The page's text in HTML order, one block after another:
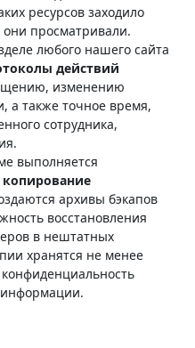
ресурсов заходило
они просматривали.
любого нашего сайта
действий
изменению
а также точное время,
сотрудника,
выполняется
архивы бэкапов
восстановления
в нештатных
хранятся не менее
конфиденциальность